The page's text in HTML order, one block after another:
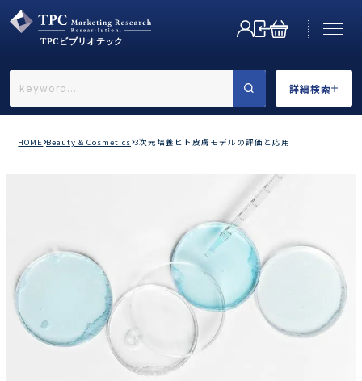
詳細検索
←戻る
カテゴリで選ぶ
HOME Beauty & Cosmetics 3次元培養ヒト皮膚モデルの評価と応用